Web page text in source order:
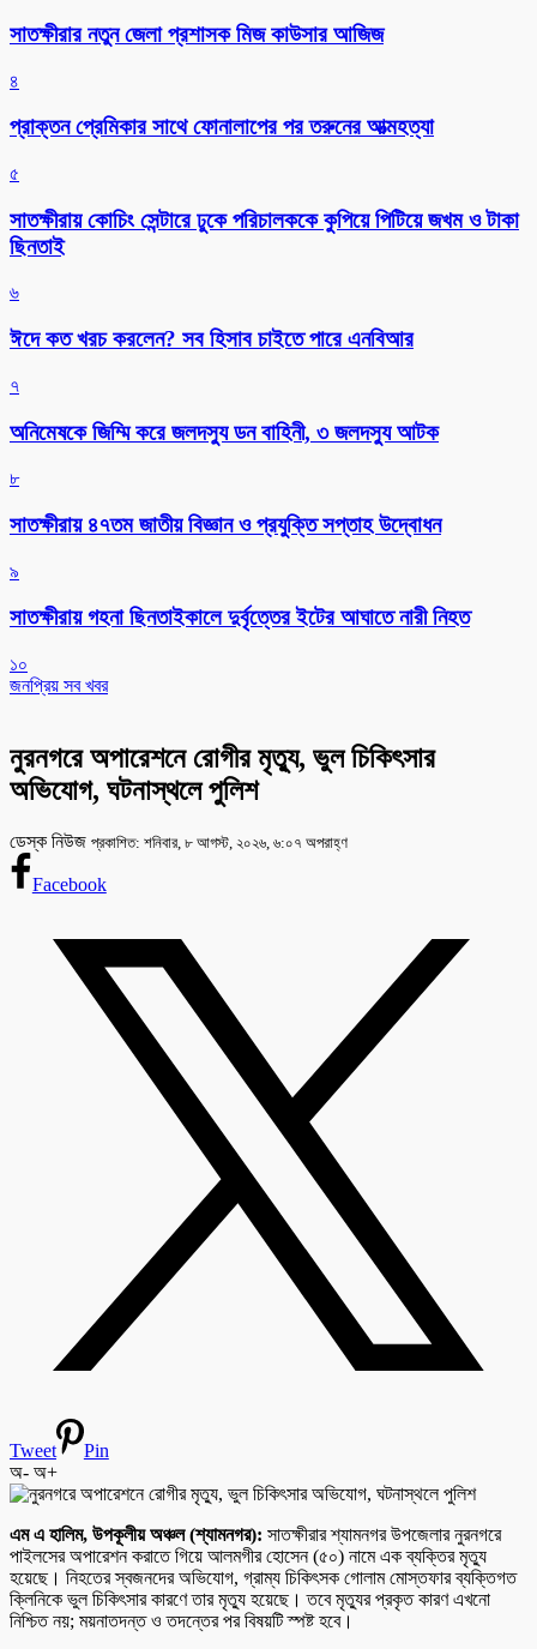
সাতক্ষীরার নতুন জেলা প্রশাসক মিজ কাউসার আজিজ
৪
প্রাক্তন প্রেমিকার সাথে ফোনালাপের পর তরুনের আত্মহত্যা
৫
সাতক্ষীরায় কোচিং সেন্টারে ঢুকে পরিচালককে কুপিয়ে পিটিয়ে জখম ও টাকা
ছিনতাই
৬
ঈদে কত খরচ করলেন? সব হিসাব চাইতে পারে এনবিআর
৭
অনিমেষকে জিম্মি করে জলদস্যু ডন বাহিনী, ৩ জলদস্যু আটক
৮
সাতক্ষীরায় ৪৭তম জাতীয় বিজ্ঞান ও প্রযুক্তি সপ্তাহ উদ্বোধন
৯
সাতক্ষীরায় গহনা ছিনতাইকালে দুর্বৃত্তের ইটের আঘাতে নারী নিহত
১০
জনপ্রিয় সব খবর
নুরনগরে অপারেশনে রোগীর মৃত্যু, ভুল চিকিৎসার
অভিযোগ, ঘটনাস্থলে পুলিশ
ডেস্ক নিউজ প্রকাশিত: শনিবার, ৮ আগস্ট, ২০২৬, ৬:০৭ অপরাহ্ণ
Facebook
Tweet
Pin
অ- অ+
এম এ হালিম, উপকূলীয় অঞ্চল (শ্যামনগর): সাতক্ষীরার শ্যামনগর উপজেলার নুরনগরে
পাইলসের অপারেশন করাতে গিয়ে আলমগীর হোসেন (৫০) নামে এক ব্যক্তির মৃত্যু
হয়েছে। নিহতের স্বজনদের অভিযোগ, গ্রাম্য চিকিৎসক গোলাম মোস্তফার ব্যক্তিগত
ক্লিনিকে ভুল চিকিৎসার কারণে তার মৃত্যু হয়েছে। তবে মৃত্যুর প্রকৃত কারণ এখনো
নিশ্চিত নয়; ময়নাতদন্ত ও তদন্তের পর বিষয়টি স্পষ্ট হবে।